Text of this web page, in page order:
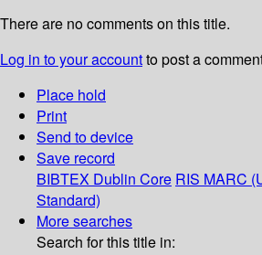
There are no comments on this title.
Log in to your accountto post a
Place hold
Print
Send to device
Save record
BIBTEX Dublin Core RIS MARC
Standard)
More searches
Search for this title in: